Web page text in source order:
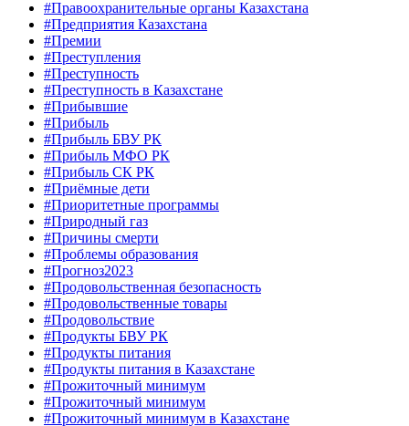
#Правоохранительные органы Казахстана
#Предприятия Казахстана
#Премии
#Преступления
#Преступность
#Преступность в Казахстане
#Прибывшие
#Прибыль
#Прибыль БВУ РК
#Прибыль МФО РК
#Прибыль СК РК
#Приёмные дети
#Приоритетные программы
#Природный газ
#Причины смерти
#Проблемы образования
#Прогноз2023
#Продовольственная безопасность
#Продовольственные товары
#Продовольствие
#Продукты БВУ РК
#Продукты питания
#Продукты питания в Казахстане
#Прожиточный минимум
#Прожиточный минимум
#Прожиточный минимум в Казахстане